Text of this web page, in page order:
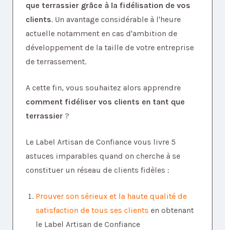
que terrassier grâce à la fidélisation de vos
clients. Un avantage considérable à l'heure
actuelle notamment en cas d'ambition de
développement de la taille de votre entreprise
de terrassement.
A cette fin, vous souhaitez alors apprendre
comment fidéliser vos clients en tant que
terrassier ?
Le Label Artisan de Confiance vous livre 5
astuces imparables quand on cherche à se
constituer un réseau de clients fidèles :
Prouver son sérieux et la haute qualité de
satisfaction de tous ses clients en obtenant
le Label Artisan de Confiance